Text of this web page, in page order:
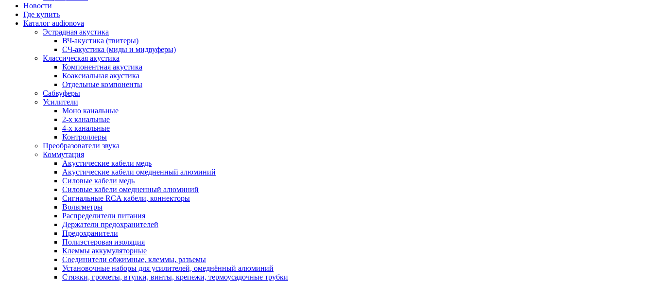
Новости
Где купить
Каталог audionova
Эстрадная акустика
ВЧ-акустика (твитеры)
СЧ-акустика (миды и мидвуферы)
Классическая акустика
Компонентная акустика
Коаксиальная акустика
Отдельные компоненты
Сабвуферы
Усилители
Моно канальные
2-х канальные
4-х канальные
Контроллеры
Преобразователи звука
Коммутация
Акустические кабели медь
Акустические кабели омедненный алюминий
Силовые кабели медь
Силовые кабели омедненный алюминий
Сигнальные RCA кабели, коннекторы
Вольтметры
Распределители питания
Держатели предохранителей
Предохранители
Полиэстеровая изоляция
Клеммы аккумуляторные
Соединители обжимные, клеммы, разъемы
Установочные наборы для усилителей, омеднённый алюминий
Стяжки, грометы, втулки, винты, крепежи, термоусадочные трубки